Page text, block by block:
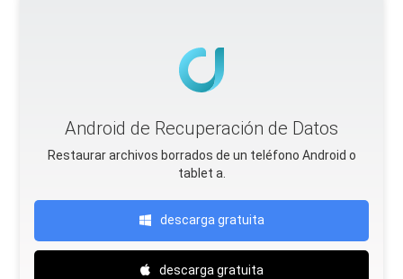
Android de Recuperación de Datos
Restaurar archivos borrados de un teléfono Android o
tablet a.
descarga gratuita
descarga gratuita